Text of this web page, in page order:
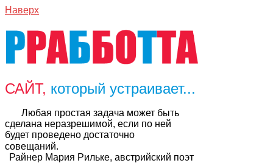
Наверх
САЙТ, который устраивает...
Любая простая задача может быть
сделана неразрешимой, если по ней
будет проведено достаточно
совещаний.
Райнер Мария Рильке, австрийский поэт